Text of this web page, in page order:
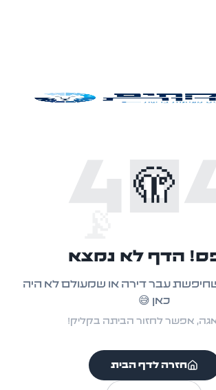
404
🫣
הדף לא נמצא
עבר דירה או שמעולם לא היה
כאן 😅
אפשר לחזור הביתה בקליק!
חזרה לדף הבית